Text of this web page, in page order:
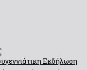
Εκδήλωση